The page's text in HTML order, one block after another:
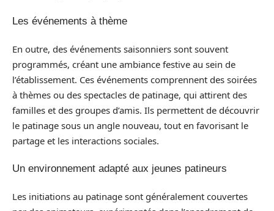
Les événements à thème
En outre, des événements saisonniers sont souvent
programmés, créant une ambiance festive au sein de
l’établissement. Ces événements comprennent des soirées
à thèmes ou des spectacles de patinage, qui attirent des
familles et des groupes d’amis. Ils permettent de découvrir
le patinage sous un angle nouveau, tout en favorisant le
partage et les interactions sociales.
Un environnement adapté aux jeunes patineurs
Les initiations au patinage sont généralement couvertes